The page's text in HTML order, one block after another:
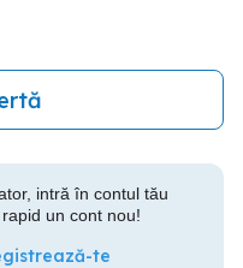
intră în contul tău
un cont nou!
te